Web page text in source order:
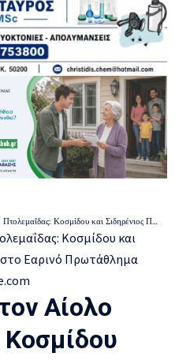
και Σιδηρένιος Πρωταγωνιστούν στο Εαρινό Πρωτάθλημα Στίβου Τρικάλων!
Αίολο